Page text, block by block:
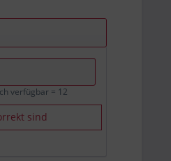
verfügbar = 12
sind